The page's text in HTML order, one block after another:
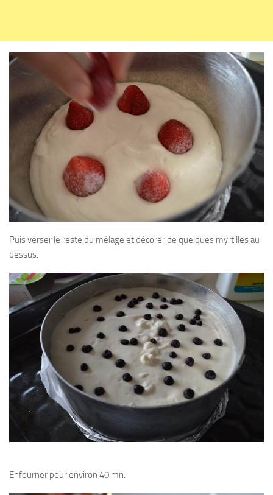
Puis verser le reste du mélage et décorer de quelques myrtilles au
dessus.
Enfourner pour environ 40 mn.